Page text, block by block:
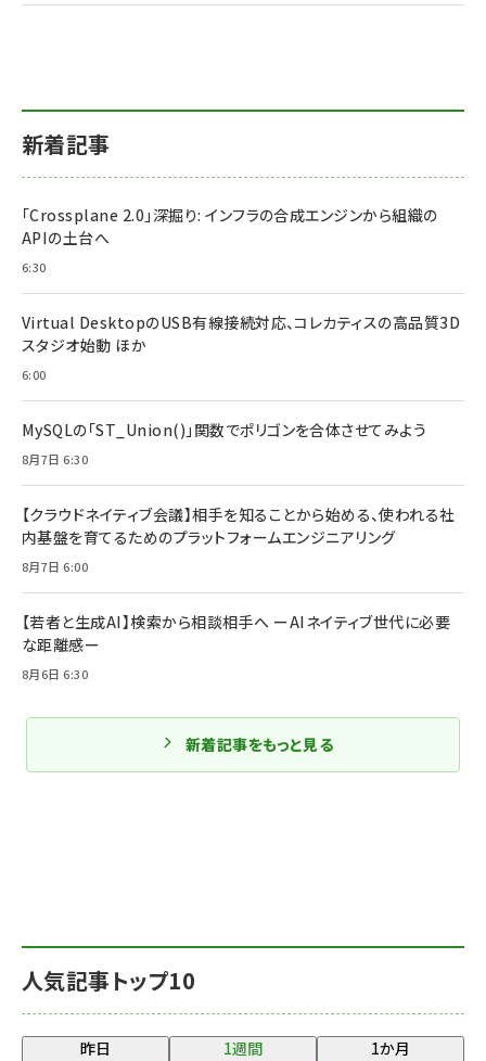
人気記事トップ10
昨日 1週間 1か月
新着記事
「Crossplane 2.0」深掘り: インフラの合成エンジンから組織の
APIの土台へ
6:30
Virtual DesktopのUSB有線接続対応、コレカティスの高品質3D
スタジオ始動 ほか
6:00
MySQLの「ST_Union()」関数でポリゴンを合体させてみよう
8月7日 6:30
【クラウドネイティブ会議】相手を知ることから始める、使われる社
内基盤を育てるためのプラットフォームエンジニアリング
8月7日 6:00
【若者と生成AI】検索から相談相手へ ーAIネイティブ世代に必要
な距離感ー
8月6日 6:30
新着記事をもっと見る